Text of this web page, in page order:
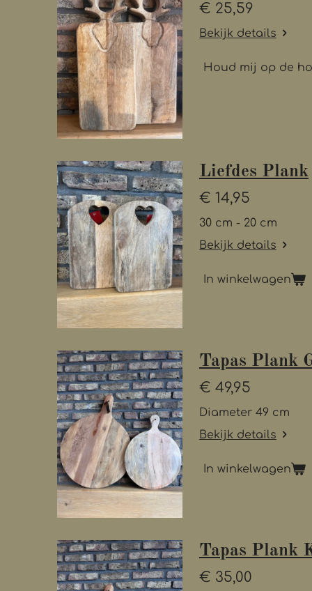
€ 25,59
Bekijk details
Houd mij op de
Liefdes Plank
€ 14,95
30 cm - 20 cm
Bekijk details
In winkelwagen
Tapas Plank
€ 49,95
Diameter 49 cm
Bekijk details
In winkelwagen
Tapas Plank
€ 35,00